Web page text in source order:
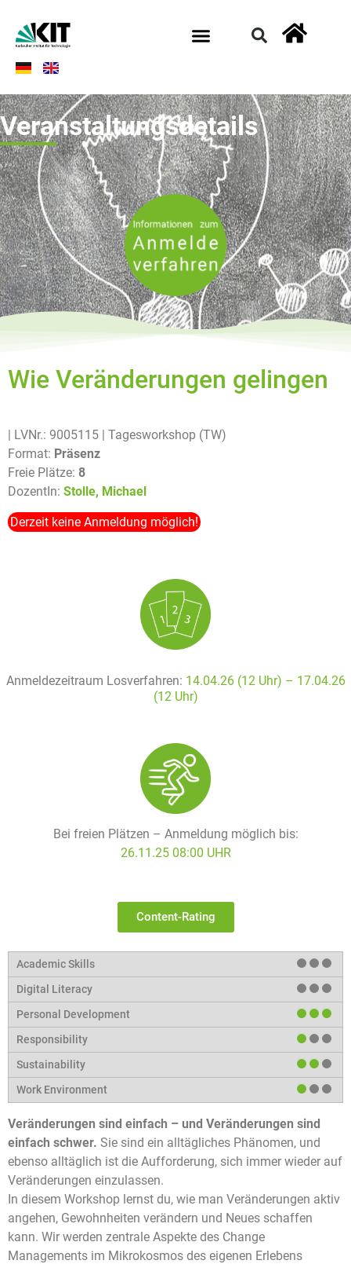
Veranstaltungsdetails
Wie Veränderungen gelingen
| LVNr.: 9005115
| Tagesworkshop (TW)
Format: Präsenz
Freie Plätze: 8
DozentIn: Stolle, Michael
Derzeit keine Anmeldung möglich!
Anmeldezeitraum Losverfahren: 14.04.26 (12 Uhr) – 17.04.26
(12 Uhr)
Bei freien Plätzen – Anmeldung möglich bis:
26.11.25 08:00 UHR
Content-Rating
Veränderungen sind einfach – und Veränderungen sind
einfach schwer. Sie sind ein alltägliches Phänomen, und
ebenso alltäglich ist die Aufforderung, sich immer wieder auf
Veränderungen einzulassen.
In diesem Workshop lernst du, wie man Veränderungen aktiv
angehen, Gewohnheiten verändern und Neues schaffen
kann. Wir werden zentrale Aspekte des Change
Managements im Mikrokosmos des eigenen Erlebens